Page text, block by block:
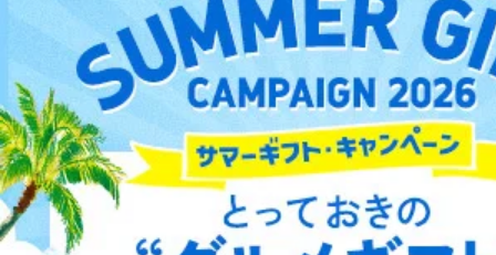
場合であって、本人の同意を得ることが困難であると
公衆衛生の向上または児童の健全な育成の推進のため
に特に必要がある場合であって、本人の同意を得るこ
とが困難である場合。
国の機関もしくは地方公共団体またはその委託を受け
た者が法令の定める事務を遂行することに対して協力
する必要がある場合であって、本人の同意を得ること
により当該事務の遂行に支障を及ぼすおそれがあると
き。
上記２．の利用目的を実施するために守秘義務を結ん
だ企業に、業務の一部として個人情報の取扱いを委
ご利用方法はこちら
総合案内
アフィリエイト 採用情報
プレスリリース お問い合わせ